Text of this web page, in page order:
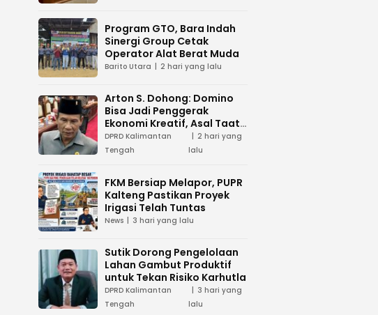
Program GTO, Bara Indah
Sinergi Group Cetak
Operator Alat Berat Muda
Barito Utara 2 hari yang lalu
Arton S. Dohong: Domino
Bisa Jadi Penggerak
Ekonomi Kreatif, Asal Taat
Aturan
DPRD Kalimantan
Tengah
2 hari yang
lalu
FKM Bersiap Melapor, PUPR
Kalteng Pastikan Proyek
Irigasi Telah Tuntas
News 3 hari yang lalu
Sutik Dorong Pengelolaan
Lahan Gambut Produktif
untuk Tekan Risiko Karhutla
DPRD Kalimantan
Tengah
3 hari yang
lalu